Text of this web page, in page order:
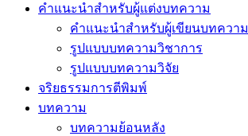
คำแนะนำสำหรับผู้แต่งบทความ
คำแนะนำสำหรับผู้เขียนบทความ
รูปแบบบทความวิชาการ
รูปแบบบทความวิจัย
จริยธรรมการตีพิมพ์
บทความ
บทความย้อนหลัง